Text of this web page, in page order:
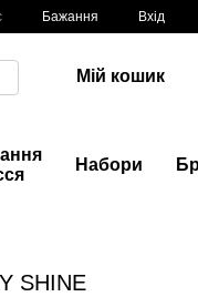
Бажання Вхід
Мій кошик
Набори
SHINE